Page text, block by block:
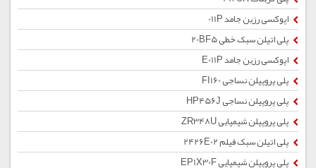
اپوکسی رزین جامد 011P
پلی اتیلن سبک خطی 20BF5
اپوکسی رزین جامد E011P
پلی پروپیلن نساجی FI160
پلی پروپیلن نساجی HP456J
پلی پروپیلن شیمیایی ZR348U
پلی اتیلن سبک فیلم 2426E02
پلی پروپیلن شیمیایی EP1X30F